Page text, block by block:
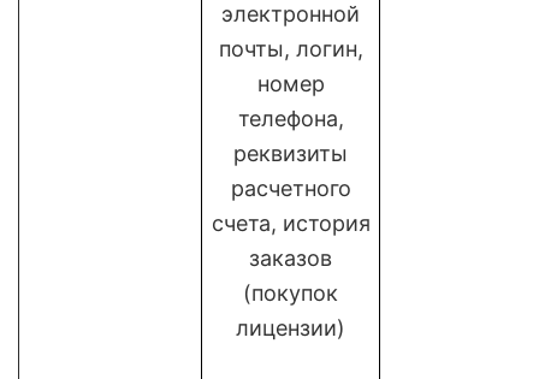
электронной
почты, логин,
номер
телефона,
реквизиты
расчетного
счета, история
заказов
(покупок
лицензии)